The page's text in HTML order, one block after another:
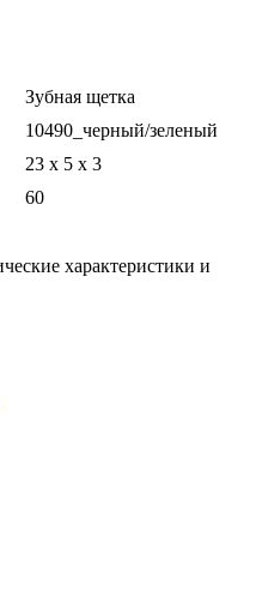
Зубная щетка
10490_черный/зеленый
23 x 5 x 3
60
характеристики и